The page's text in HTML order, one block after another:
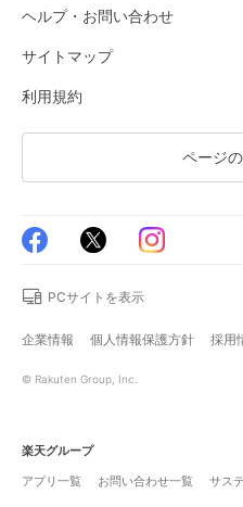
ヘルプ・お問い合わせ
サイトマップ
利用規約
ページ
PCサイトを表示
企業情報 個人情報保護方針 採用
© Rakuten Group, Inc.
楽天グループ
アプリ一覧
お問い合わせ一覧 サス